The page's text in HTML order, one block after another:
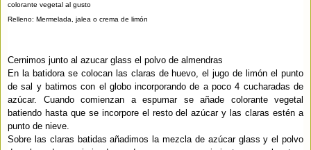
colorante vegetal al gusto
Relleno: Mermelada, jalea o crema de limón
Cernimos junto al azucar glass el polvo de almendras
En la batidora se colocan las claras de huevo, el jugo de limón el punto
de sal y batimos con el globo incorporando de a poco 4 cucharadas de
azúcar. Cuando comienzan a espumar se añade colorante vegetal
batiendo hasta que se incorpore el resto del azúcar y las claras estén a
punto de nieve.
Sobre las claras batidas añadimos la mezcla de azúcar glass y el polvo